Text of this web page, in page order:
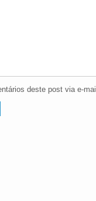
deste post via e-mail